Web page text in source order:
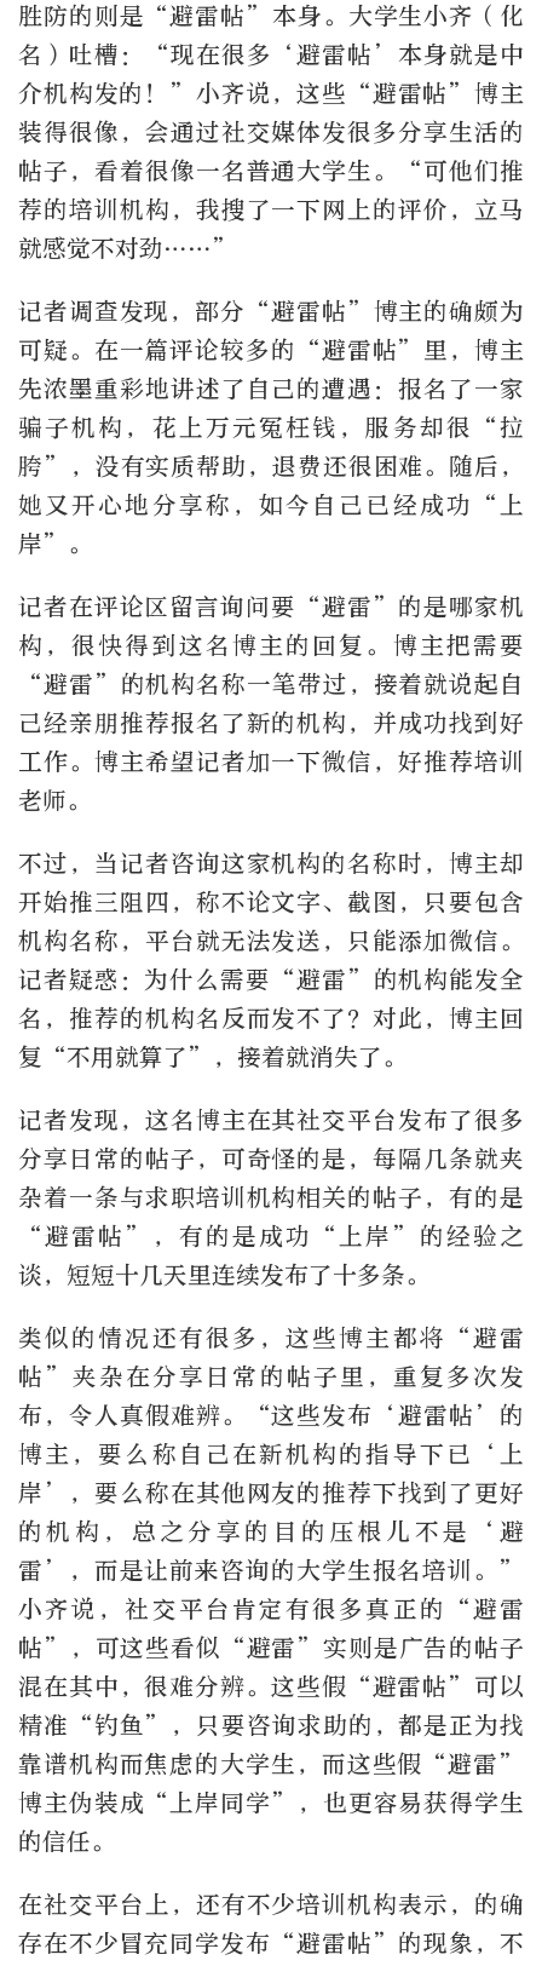
胜防的则是“避雷帖”本身。大学生小齐（化
名）吐槽：“现在很多‘避雷帖’本身就是中
介机构发的！”小齐说，这些“避雷帖”博主
装得很像，会通过社交媒体发很多分享生活的
帖子，看着很像一名普通大学生。“可他们推
荐的培训机构，我搜了一下网上的评价，立马
就感觉不对劲……”
记者调查发现，部分“避雷帖”博主的确颇为
可疑。在一篇评论较多的“避雷帖”里，博主
先浓墨重彩地讲述了自己的遭遇：报名了一家
骗子机构，花上万元冤枉钱，服务却很“拉
胯”，没有实质帮助，退费还很困难。随后，
她又开心地分享称，如今自己已经成功“上
岸”。
记者在评论区留言询问要“避雷”的是哪家机
构，很快得到这名博主的回复。博主把需要
“避雷”的机构名称一笔带过，接着就说起自
己经亲朋推荐报名了新的机构，并成功找到好
工作。博主希望记者加一下微信，好推荐培训
老师。
不过，当记者咨询这家机构的名称时，博主却
开始推三阻四，称不论文字、截图，只要包含
机构名称，平台就无法发送，只能添加微信。
记者疑惑：为什么需要“避雷”的机构能发全
名，推荐的机构名反而发不了？对此，博主回
复“不用就算了”，接着就消失了。
记者发现，这名博主在其社交平台发布了很多
分享日常的帖子，可奇怪的是，每隔几条就夹
杂着一条与求职培训机构相关的帖子，有的是
“避雷帖”，有的是成功“上岸”的经验之
谈，短短十几天里连续发布了十多条。
类似的情况还有很多，这些博主都将“避雷
帖”夹杂在分享日常的帖子里，重复多次发
布，令人真假难辨。“这些发布‘避雷帖’的
博主，要么称自己在新机构的指导下已‘上
岸’，要么称在其他网友的推荐下找到了更好
的机构，总之分享的目的压根儿不是‘避
雷’，而是让前来咨询的大学生报名培训。”
小齐说，社交平台肯定有很多真正的“避雷
帖”，可这些看似“避雷”实则是广告的帖子
混在其中，很难分辨。这些假“避雷帖”可以
精准“钓鱼”，只要咨询求助的，都是正为找
靠谱机构而焦虑的大学生，而这些假“避雷”
博主伪装成“上岸同学”，也更容易获得学生
的信任。
在社交平台上，还有不少培训机构表示，的确
存在不少冒充同学发布“避雷帖”的现象，不